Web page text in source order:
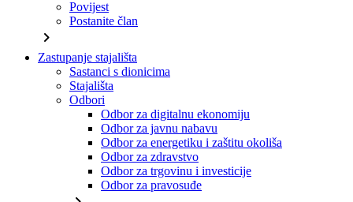
Povijest
Postanite član
chevron_right
Zastupanje stajališta
Sastanci s dionicima
Stajališta
Odbori
Odbor za digitalnu ekonomiju
Odbor za javnu nabavu
Odbor za energetiku i zaštitu okoliša
Odbor za zdravstvo
Odbor za trgovinu i investicije
Odbor za pravosuđe